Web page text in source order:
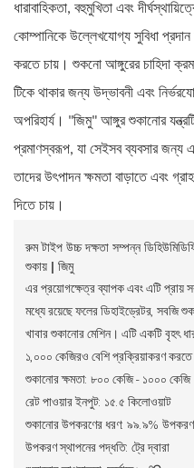
ধারাবাহিকতা, বহুমুখিতা এবং
কোম্পানিকে উল্লেখযোগ্য সুবিধা
করতে চায়। শুকনো আঙ্গুরের চাহিদা
টিকে থাকার জন্য উদ্ভাবনী এবং
অপরিহার্য। "জিমু" আঙ্গুর শুকানোর
প্রমাণস্বরূপ, যা সেইসব ব্যবসার জন্য
তাদের উৎপাদন ক্ষমতা বাড়াতে এবং
দিতে চায়।
রুম টাইপ উচ্চ দক্ষতা সম্পন্ন
শুকায় | জিমু
এর প্রয়োগক্ষেত্র ব্যাপক এবং এটি
মধ্যে রয়েছে ফলের ডিহাইড্রেটর, সবজি
খাবার শুকানোর মেশিন। এটি একটি বৃহৎ
১,০০০ কেজিরও বেশি প্রক্রিয়াকরণ
শুকানোর ক্ষমতা: ৮০০ কেজি - ১০০০ কেজি
রেট পাওয়ার ইনপুট: ১৫.৫ কিলোওয়াট
শুকানোর উপকরণের ধরণ: ৯৯.৯% উপকরণ
উপকরণ স্থাপনের পদ্ধতি: ট্রে দ্বারা